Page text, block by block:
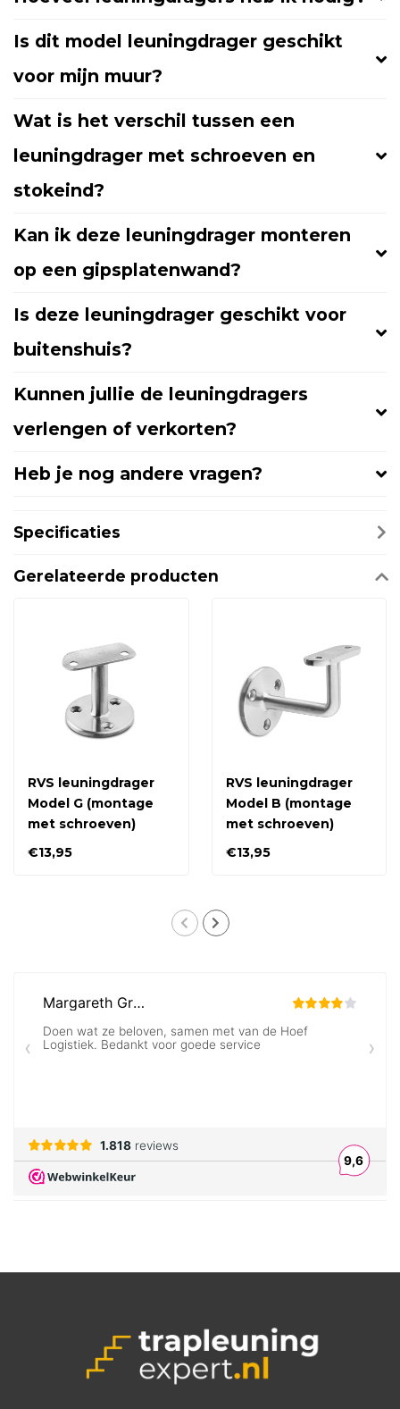
Is dit model leuningdrager geschikt
voor mijn muur?
Wat is het verschil tussen een
leuningdrager met schroeven en
stokeind?
Kan ik deze leuningdrager monteren
op een gipsplatenwand?
Is deze leuningdrager geschikt voor
buitenshuis?
Kunnen jullie de leuningdragers
verlengen of verkorten?
Heb je nog andere vragen?
Specificaties
Gerelateerde producten
RVS leuningdrager
Model G (montage
met schroeven)
€13,95
RVS leuningdrager
Model B (montage
met schroeven)
€13,95